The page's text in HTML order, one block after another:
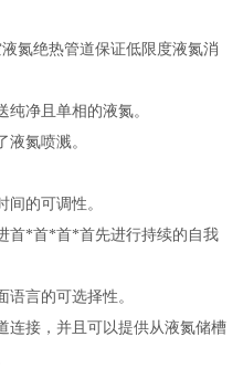
绝热管道保证低限度液氮消
净且单相的液氮。
氮喷溅。
的可调性。
*首*首*首先进行持续的自我
言的可选择性。
接，并且可以提供从液氮储槽